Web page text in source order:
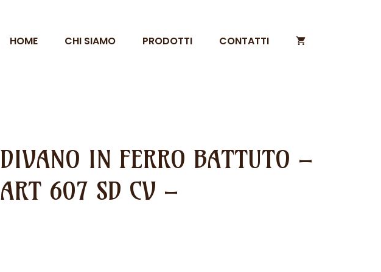
HOME CHI SIAMO PRODOTTI CONTATTI
DIVANO IN FERRO BATTUTO –
ART 607 SD CV –